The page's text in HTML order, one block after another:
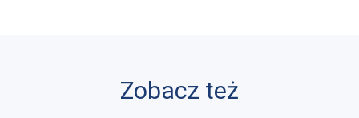
Zobacz też